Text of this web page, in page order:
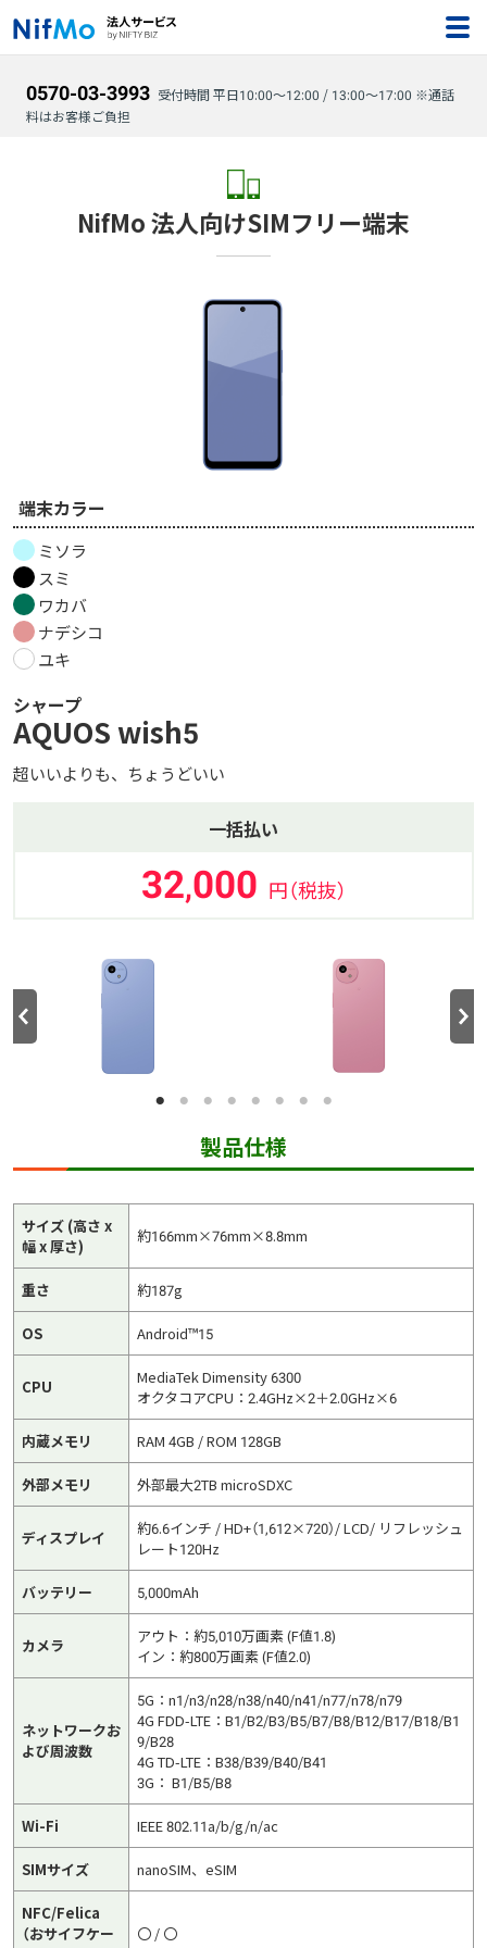
0570-03-3993 受付時間 平日10:00～12:00 / 13:00～17:00 ※通話
料はお客様ご負担
NifMo 法人向けSIMフリー端末
端末カラー
ミソラ
スミ
ワカバ
ナデシコ
ユキ
シャープ
AQUOS wish5
超いいよりも、ちょうどいい
一括払い
32,000 円（税抜）
製品仕様
サイズ (高さ x
幅 x 厚さ)
約166mm×76mm×8.8mm
重さ 約187g
OS Android™15
CPU
MediaTek Dimensity 6300
オクタコアCPU：2.4GHz×2＋2.0GHz×6
内蔵メモリ RAM 4GB / ROM 128GB
外部メモリ 外部最大2TB microSDXC
ディスプレイ
約6.6インチ / HD+（1,612×720）/ LCD/ リフレッシュ
レート120Hz
バッテリー 5,000mAh
カメラ
アウト：約5,010万画素 (F値1.8)
イン：約800万画素 (F値2.0)
ネットワークお
よび周波数
5G：n1/n3/n28/n38/n40/n41/n77/n78/n79
4G FDD-LTE：B1/B2/B3/B5/B7/B8/B12/B17/B18/B1
9/B28
4G TD-LTE：B38/B39/B40/B41
3G： B1/B5/B8
Wi-Fi IEEE 802.11a/b/g/n/ac
SIMサイズ nanoSIM、eSIM
NFC/Felica
（おサイフケー
〇 / 〇